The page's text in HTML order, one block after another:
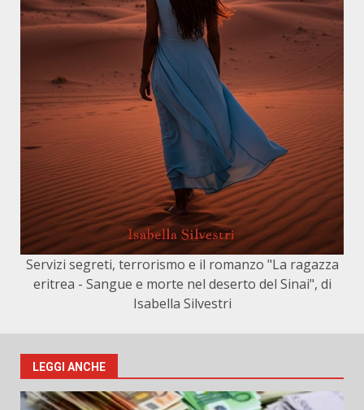
Servizi segreti, terrorismo e il romanzo "La ragazza
eritrea - Sangue e morte nel deserto del Sinai", di
Isabella Silvestri
LEGGI ANCHE